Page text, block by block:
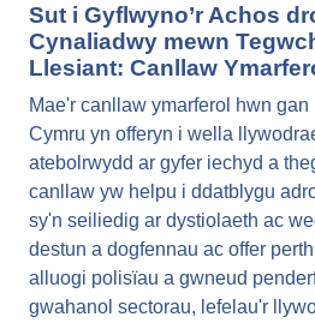
Sut i Gyflwyno’r Achos
Cynaliadwy mewn
Llesiant: Canllaw
Mae'r canllaw ymarferol hwn
Cymru yn offeryn i wella
atebolrwydd ar gyfer iechyd a
canllaw yw helpu i ddatblygu
sy'n seiliedig ar dystiolaeth ac
destun a dogfennau ac offer
alluogi polisïau a gwneud
gwahanol sectorau, lefelau'r